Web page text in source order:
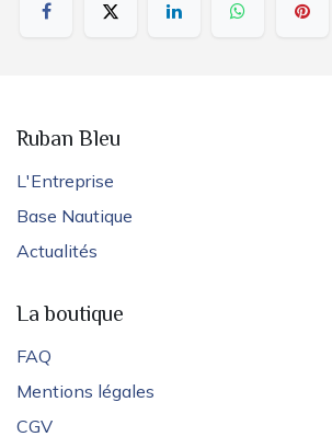
Ruban Bleu
L'Entreprise
Base Nautique
Actualités
La boutique
FAQ
Mentions légales
CGV